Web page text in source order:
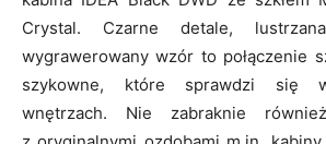
Crystal. Czarne detale,
wygrawerowany wzór to połączenie
szykowne, które sprawdzi się
wnętrzach. Nie zabraknie